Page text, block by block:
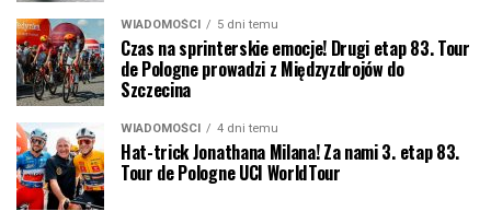
WIADOMOŚCI 5 dni temu
Czas na sprinterskie emocje! Drugi etap 83. Tour
de Pologne prowadzi z Międzyzdrojów do
Szczecina
WIADOMOŚCI 4 dni temu
Hat-trick Jonathana Milana! Za nami 3. etap 83.
Tour de Pologne UCI WorldTour